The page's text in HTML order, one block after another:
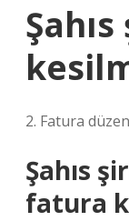
2. Fatura
Şahıs
fatura